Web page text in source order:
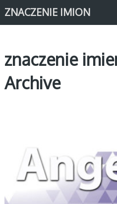
ZNACZENIE IMION
znaczenie
Archive